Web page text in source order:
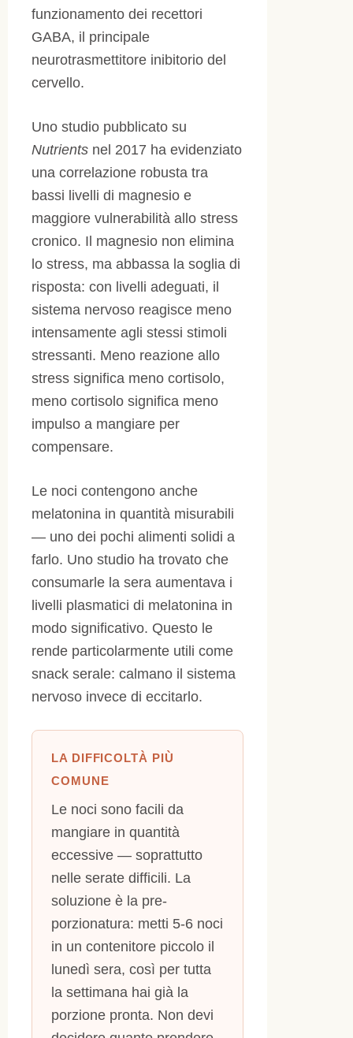
funzionamento dei recettori
GABA, il principale
neurotrasmettitore inibitorio del
cervello.
Uno studio pubblicato su
Nutrients nel 2017 ha evidenziato
una correlazione robusta tra
bassi livelli di magnesio e
maggiore vulnerabilità allo stress
cronico. Il magnesio non elimina
lo stress, ma abbassa la soglia di
risposta: con livelli adeguati, il
sistema nervoso reagisce meno
intensamente agli stessi stimoli
stressanti. Meno reazione allo
stress significa meno cortisolo,
meno cortisolo significa meno
impulso a mangiare per
compensare.
Le noci contengono anche
melatonina in quantità misurabili
— uno dei pochi alimenti solidi a
farlo. Uno studio ha trovato che
consumarle la sera aumentava i
livelli plasmatici di melatonina in
modo significativo. Questo le
rende particolarmente utili come
snack serale: calmano il sistema
nervoso invece di eccitarlo.
LA DIFFICOLTÀ PIÙ
COMUNE
Le noci sono facili da
mangiare in quantità
eccessive — soprattutto
nelle serate difficili. La
soluzione è la pre-
porzionatura: metti 5-6 noci
in un contenitore piccolo il
lunedì sera, così per tutta
la settimana hai già la
porzione pronta. Non devi